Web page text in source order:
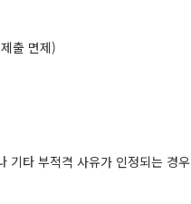
출 면제)
기타 부적격 사유가 인정되는 경우